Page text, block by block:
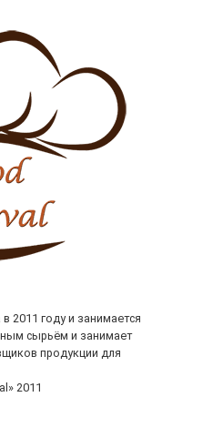
2011 году и занимается
сырьём и занимает
продукции для
2011